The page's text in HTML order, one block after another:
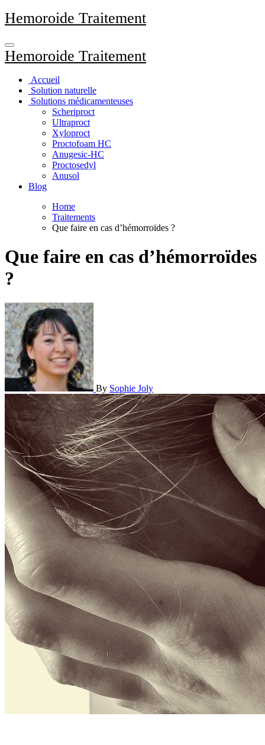
Aller
au
principal
Hemoroide Traitement
Hemoroide Traitement
Accueil
Solution naturelle
Solutions médicamenteuses
Scheriproct
Ultraproct
Xyloproct
Proctofoam HC
Anugesic-HC
Proctosedyl
Anusol
Blog
Home
Traitements
Que faire en cas d’hémorroïdes ?
Que faire en cas d’hémorroïdes
?
By Sophie Joly